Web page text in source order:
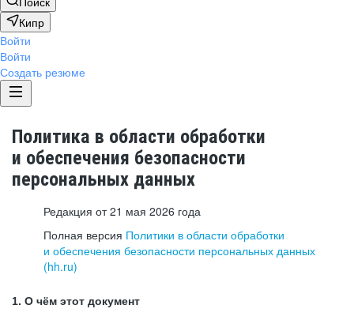
Кипр
Войти
Войти
Создать резюме
Политика в области обработки
и обеспечения безопасности
персональных данных
Редакция от 21 мая 2026 года
Полная версия Политики в области обработки
и обеспечения безопасности персональных данных
(hh.ru)
1. О чём этот документ